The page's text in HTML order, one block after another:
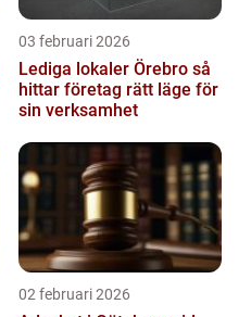
03 februari 2026
Lediga lokaler Örebro så
hittar företag rätt läge för
sin verksamhet
02 februari 2026